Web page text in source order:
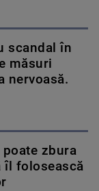
scandal în
măsuri
nervoasă.
zbura
îl folosească